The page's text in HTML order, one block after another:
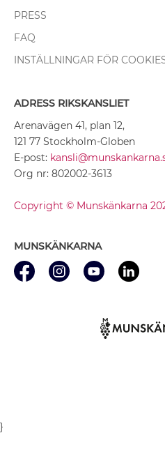
PRESS
FAQ
INSTÄLLNINGAR FÖR
ADRESS RIKSKANSLIET
Arenavägen 41, plan 12,
121 77 Stockholm-Globen
E-post:
Org nr: 802002-3613
Copyright © Munskänkarna
MUNSKÄNKARNA
}